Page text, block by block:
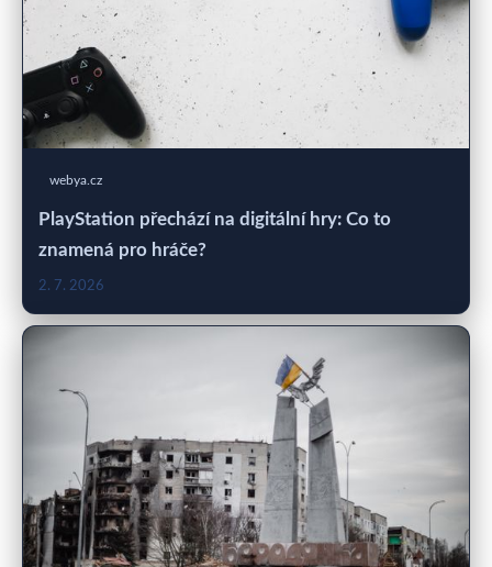
webya.cz
PlayStation přechází na digitální hry: Co to
znamená pro hráče?
2. 7. 2026